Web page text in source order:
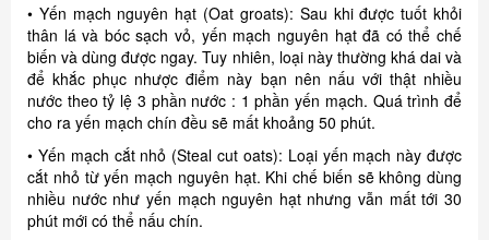
• Yến mạch nguyên hạt (Oat groats): Sau khi được tuốt khỏi
thân lá và bóc sạch vỏ, yến mạch nguyên hạt đã có thể chế
biến và dùng được ngay. Tuy nhiên, loại này thường khá dai và
để khắc phục nhược điểm này bạn nên nấu với thật nhiều
nước theo tỷ lệ 3 phần nước : 1 phần yến mạch. Quá trình để
cho ra yến mạch chín đều sẽ mất khoảng 50 phút.
• Yến mạch cắt nhỏ (Steal cut oats): Loại yến mạch này được
cắt nhỏ từ yến mạch nguyên hạt. Khi chế biến sẽ không dùng
nhiều nước như yến mạch nguyên hạt nhưng vẫn mất tới 30
phút mới có thể nấu chín.